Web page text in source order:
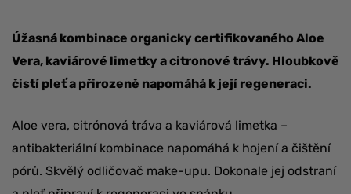
Úžasná kombinace organicky certifikovaného Aloe
Vera, kaviárové limetky a citronové trávy. Hloubkově
čistí pleť a přirozeně napomáhá k její regeneraci.
Aloe vera, citrónová tráva a kaviárová limetka –
antibakteriální kombinace napomáhá k hojení a čištění
pórů. Skvělý odličovač make-upu. Dokonale jej odstraní